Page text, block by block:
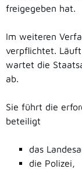
freigegeben hat.
Im weiteren
verpflichtet.
wartet die
ab.
Sie führt die
beteiligt
das
die Polizei,